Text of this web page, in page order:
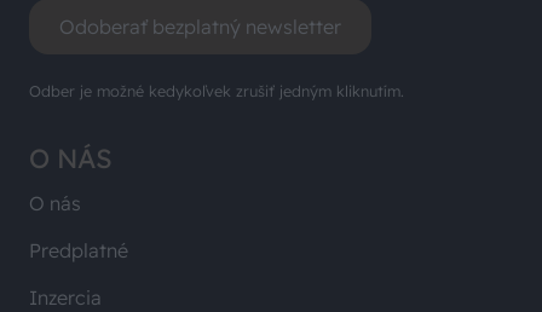
O NÁS
O nás
Predplatné
Inzercia
Odoberať bezplatný newsletter
Odber je možné kedykoľvek zrušiť jedným kliknutím.